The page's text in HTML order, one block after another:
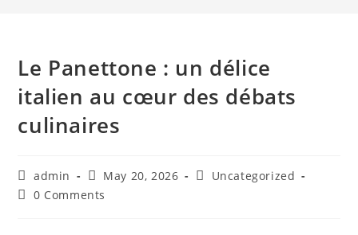
Le Panettone : un délice
italien au cœur des débats
culinaires
Post
author:
admin
Post
published:
May 20, 2026
PostUncategorized
Post0 Comments